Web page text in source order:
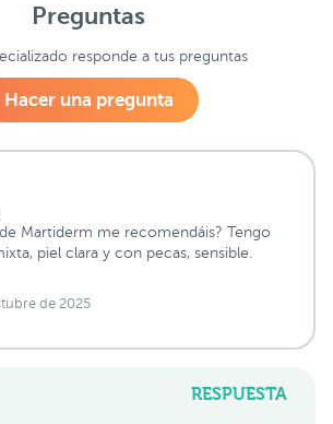
Preguntas
responde a tus preguntas
Hacer una pregunta
Martiderm me recomendáis? Tengo
piel clara y con pecas, sensible.
de 2025
RESPUESTA